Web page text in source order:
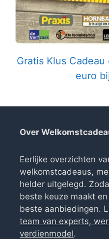
Gratis Klus
euro
Over
Eerlijke overzichten
welkomstcadeaus,
helder uitgelegd.
beste keuze maakt
beste aanbiedingen.
team van experts,
verdienmodel.